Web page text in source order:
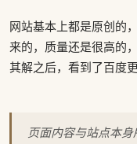
网站基本上都是原创的
来的，质量还是很高的
其解之后，看到了百度
页面内容与站点本身